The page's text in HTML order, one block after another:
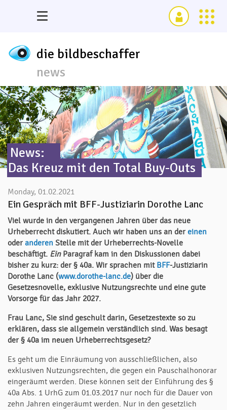
die bildbeschaffer
news
News:
Das Kreuz mit den Total Buy-Outs
Monday, 01.02.2021
Ein Gespräch mit BFF-Justiziarin Dorothe Lanc
Viel wurde in den vergangenen Jahren über das neue
Urheberrecht diskutiert. Auch wir haben uns an der einen
oder anderen Stelle mit der Urheberrechts-Novelle
beschäftigt. Ein Paragraf kam in den Diskussionen dabei
bisher zu kurz: der § 40a. Wir sprachen mit BFF-Justiziarin
Dorothe Lanc (www.dorothe-lanc.de) über die
Gesetzesnovelle, exklusive Nutzungsrechte und eine gute
Vorsorge für das Jahr 2027.
Frau Lanc, Sie sind geschult darin, Gesetzestexte so zu
erklären, dass sie allgemein verständlich sind. Was besagt
der § 40a im neuen Urheberrechtsgesetz?
Es geht um die Einräumung von ausschließlichen, also
exklusiven Nutzungsrechten, die gegen ein Pauschalhonorar
eingeräumt werden. Diese können seit der Einführung des §
40a Abs. 1 UrhG zum 01.03.2017 nur noch für die Dauer von
zehn Jahren eingeräumt werden. Nur in den gesetzlich